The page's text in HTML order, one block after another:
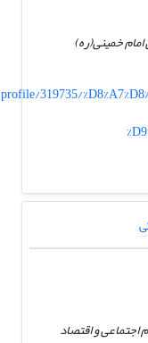
خمینی(ره)
319735/
اجتماعی و اقتصاد